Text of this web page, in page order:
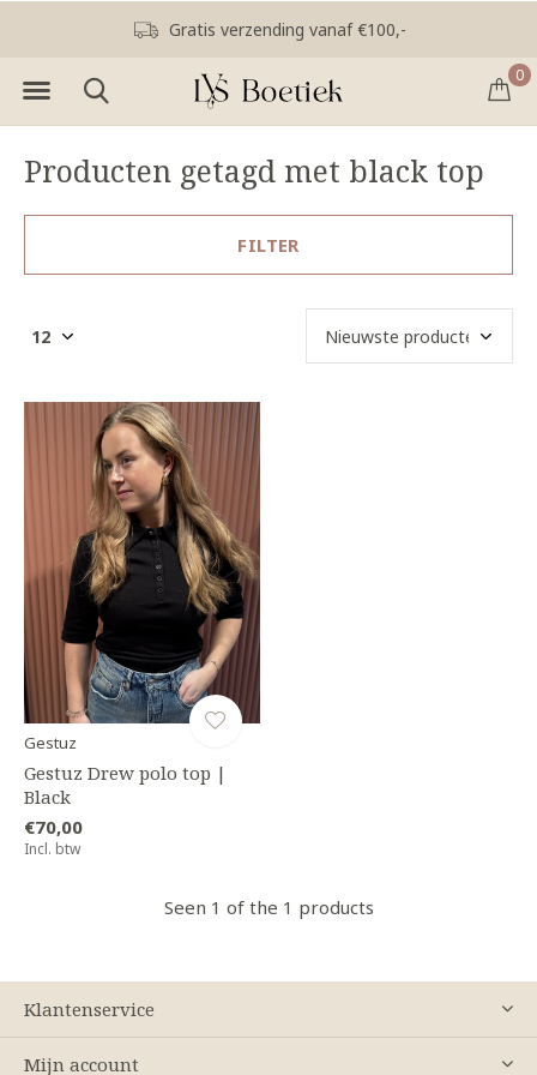
0
Gratis verzending vanaf €100,-
Producten getagd met black top
FILTER
Gestuz
Gestuz Drew polo top |
Black
€70,00
Incl. btw
Seen 1 of the 1 products
Klantenservice
Mijn account